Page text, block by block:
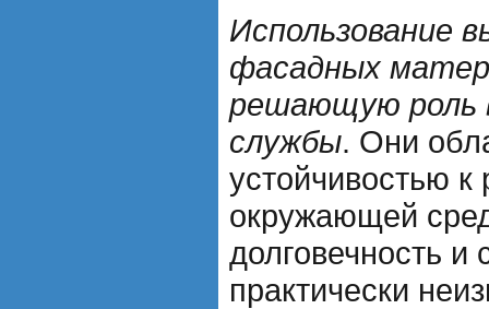
Использование
фасадных
решающую роль
службы. Они
устойчивостью
окружающей
долговечность и
практически